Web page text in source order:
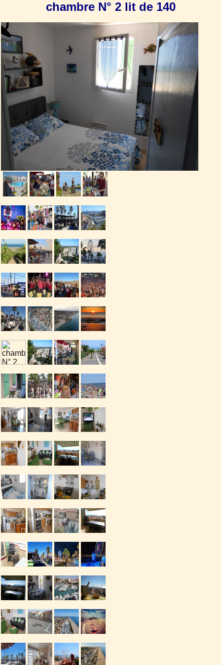
chambre N° 2 lit de 140